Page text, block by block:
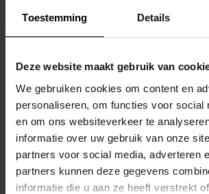
Toestemming Details
Deze website maakt gebruik van
We gebruiken cookies om content en
personaliseren, om functies voor social
en om ons websiteverkeer te
informatie over uw gebruik van onze
partners voor social media, adverteren
partners kunnen deze gegevens
informatie die u aan ze heeft verstrekt
Top klantenservice
Productomschrijving
Kruip met gemak in je tweede huid dankzij de
en perfecte pasvorm van deze boxershorts.
De transparante achterkant op de billen voegt
sexappeal toe, terwijl de comfortabele stof
hele dag zelfverzekerd en comfortabel voelt.